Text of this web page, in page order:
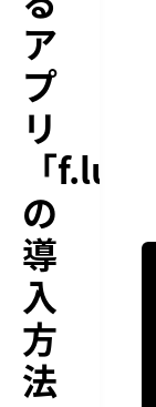
ア
プ
リ
「f.lux」
の
導
入
方
法